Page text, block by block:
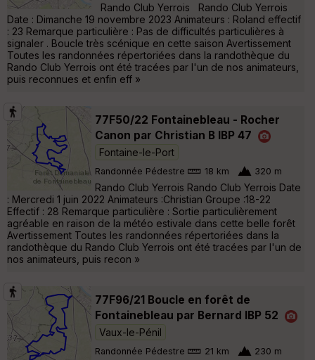
Rando Club Yerrois Rando Club Yerrois
Date : Dimanche 19 novembre 2023 Animateurs : Roland effectif
: 23 Remarque particulière : Pas de difficultés particulières à
signaler . Boucle très scénique en cette saison Avertissement
Toutes les randonnées répertoriées dans la randothèque du
Rando Club Yerrois ont été tracées par l'un de nos animateurs,
puis reconnues et enfin eff »
77F50/22 Fontainebleau - Rocher
Canon par Christian B IBP 47
Fontaine-le-Port
Randonnée Pédestre 18 km 320 m
Rando Club Yerrois Rando Club Yerrois Date
: Mercredi 1 juin 2022 Animateurs :Christian Groupe :18-22
Effectif : 28 Remarque particulière : Sortie particulièrement
agréable en raison de la météo estivale dans cette belle forêt
Avertissement Toutes les randonnées répertoriées dans la
randothèque du Rando Club Yerrois ont été tracées par l'un de
nos animateurs, puis recon »
77F96/21 Boucle en forêt de
Fontainebleau par Bernard IBP 52
Vaux-le-Pénil
Randonnée Pédestre 21 km 230 m